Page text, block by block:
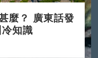
麼？ 廣東話發
知識